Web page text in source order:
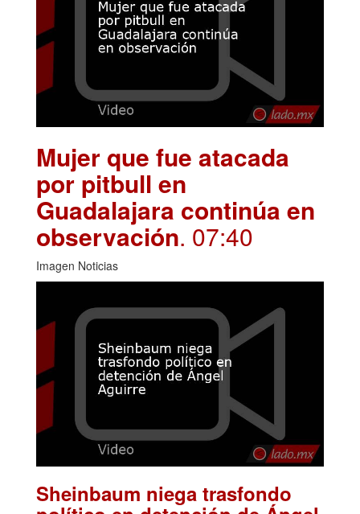
Mujer que fue atacada
por pitbull en
Guadalajara continúa en
observación. 07:40
Imagen Noticias
Sheinbaum niega trasfondo